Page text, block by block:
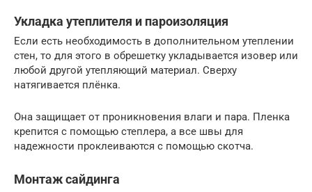
Укладка утеплителя и пароизоляция
Если есть необходимость в дополнительном утеплении
стен, то для этого в обрешетку укладывается изовер или
любой другой утепляющий материал. Сверху
натягивается плёнка.
Она защищает от проникновения влаги и пара. Пленка
крепится с помощью степлера, а все швы для
надежности проклеиваются с помощью скотча.
Монтаж сайдинга